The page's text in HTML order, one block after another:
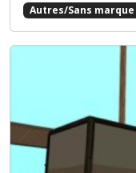
Autres/Sans marque